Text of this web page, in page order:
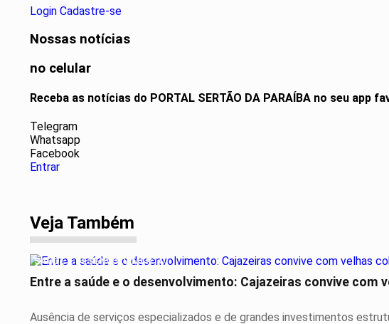
Login Cadastre-se
Nossas notícias
no celular
Receba as notícias do PORTAL SERTÃO DA PARAÍBA no seu app
Telegram
Whatsapp
Facebook
Entrar
Veja Também
SAÚDE E DESENVOLVIMENTO
Entre a saúde e o desenvolvimento: Cajazeiras convive com
Ausência de serviços especializados e de grandes investimentos